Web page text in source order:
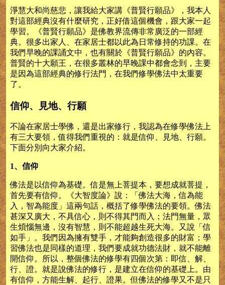
淨慧大和尚慈悲，讓我給大家講《普賢行願品》，我本人
對這部經典沒有什麼研究，正好借這個機會，跟大家一起
學習。《普賢行願品》是佛教界流傳非常廣泛的一部經
典。很多出家人、在家居士都以此為日常修持的功課。在
我們早晚的課誦文中，也有關於《普賢行願品》的內容。
普賢的十大願王，在很多叢林的早晚課中都會念到，主要
是因為這部經典的修行法門，在我們修學佛法中太重要
了。
信仰、見地、行願
不論在家居士學佛，還是出家修行，我認為在修學佛法上
有三大要領，值得我們重視的：就是信仰、見地、行願。
下面分別向大家介紹。
1、信仰
佛法是以信仰為基礎。信是無上菩提本，要想成就菩提，
首先要有信仰。《大智度論》說：「佛法大海，信為能
入，智為能度」這兩句話，概括了修學佛法的要領。佛法
甚深又廣大，不具信心，則不得其門而入；法門無量，眾
生煩惱無邊，沒有智慧，則不能超越生死大海。又說「信
如手」。我們因為擁有雙手，才能夠創造很多的財富；學
習佛法也是同樣的道理，我們要成就功德法財，就不能離
開信仰。所以，整個佛法的修學有四個次第：即信、解、
行、證。就是說佛法的修行，是建立在信仰的基礎上。由
有信仰，方能生解、起行、證果。但佛法的修學又不是只